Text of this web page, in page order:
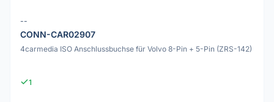
--
CONN-CAR02907
4carmedia ISO Anschlussbuchse für Volvo 8-Pin + 5-Pin (ZRS-142)
1